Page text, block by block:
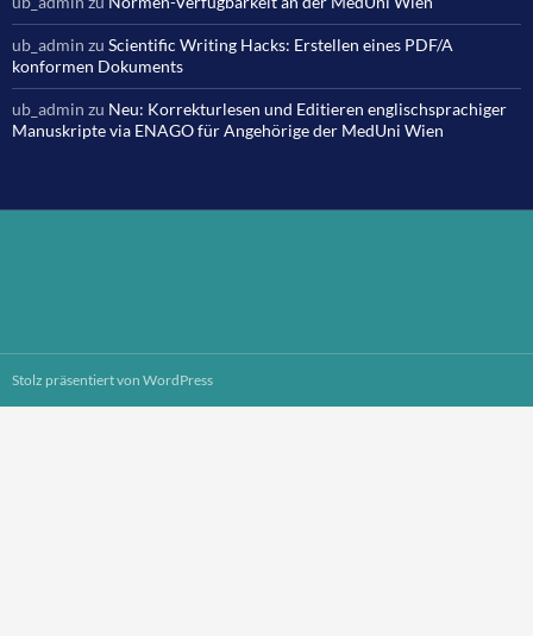
ub_admin zu Scientific Writing Hacks: Erstellen eines PDF/A
konformen Dokuments
ub_admin zu Neu: Korrekturlesen und Editieren englischsprachiger
Manuskripte via ENAGO für Angehörige der MedUni Wien
Stolz präsentiert von WordPress